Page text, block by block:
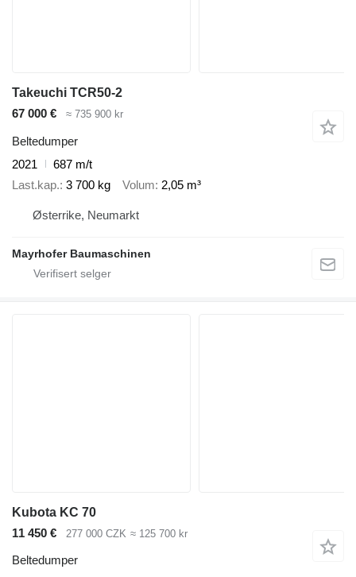
Takeuchi TCR50-2
67 000 €
≈ 735 900 kr
Beltedumper
2021
687 m/t
Last.kap. 3 700 kg Volum 2,05 m³
Østerrike, Neumarkt
Mayrhofer Baumaschinen
Kubota KC 70
11 450 €
277 000 CZK ≈ 125 700 kr
Beltedumper